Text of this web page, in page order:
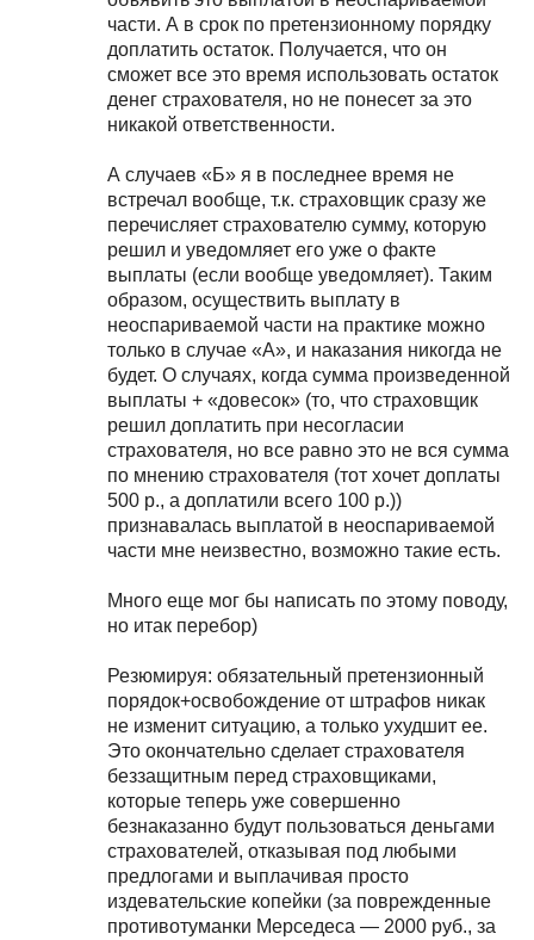
части. А в срок по претензионному порядку
доплатить остаток. Получается, что он
сможет все это время использовать остаток
денег страхователя, но не понесет за это
никакой ответственности.
А случаев «Б» я в последнее время не
встречал вообще, т.к. страховщик сразу же
перечисляет страхователю сумму, которую
решил и уведомляет его уже о факте
выплаты (если вообще уведомляет). Таким
образом, осуществить выплату в
неоспариваемой части на практике можно
только в случае «А», и наказания никогда не
будет. О случаях, когда сумма произведенной
выплаты + «довесок» (то, что страховщик
решил доплатить при несогласии
страхователя, но все равно это не вся сумма
по мнению страхователя (тот хочет доплаты
500 р., а доплатили всего 100 р.))
признавалась выплатой в неоспариваемой
части мне неизвестно, возможно такие есть.
Много еще мог бы написать по этому поводу,
но итак перебор)
Резюмируя: обязательный претензионный
порядок+освобождение от штрафов никак
не изменит ситуацию, а только ухудшит ее.
Это окончательно сделает страхователя
беззащитным перед страховщиками,
которые теперь уже совершенно
безнаказанно будут пользоваться деньгами
страхователей, отказывая под любыми
предлогами и выплачивая просто
издевательские копейки (за поврежденные
противотуманки Мерседеса — 2000 руб., за